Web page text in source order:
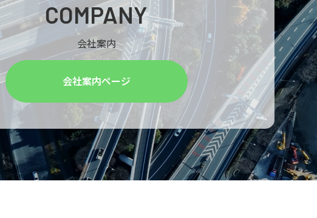
COMPANY
会社案内
会社案内ページ